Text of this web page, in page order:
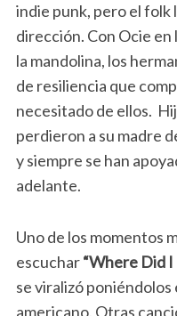
indie punk, pero el folk
dirección. Con Ocie
la mandolina, los
de resiliencia que
necesitado de ellos.
perdieron a su madre
y siempre se han
adelante.
Uno de los momentos
escuchar“Where Did I
se viralizó
americano. Otras